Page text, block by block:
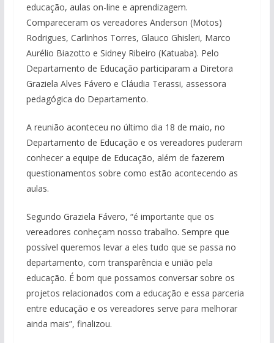
educação, aulas on-line e aprendizagem.
Compareceram os vereadores Anderson (Motos)
Rodrigues, Carlinhos Torres, Glauco Ghisleri, Marco
Aurélio Biazotto e Sidney Ribeiro (Katuaba). Pelo
Departamento de Educação participaram a Diretora
Graziela Alves Fávero e Cláudia Terassi, assessora
pedagógica do Departamento.
A reunião aconteceu no último dia 18 de maio, no
Departamento de Educação e os vereadores puderam
conhecer a equipe de Educação, além de fazerem
questionamentos sobre como estão acontecendo as
aulas.
Segundo Graziela Fávero, “é importante que os
vereadores conheçam nosso trabalho. Sempre que
possível queremos levar a eles tudo que se passa no
departamento, com transparência e união pela
educação. É bom que possamos conversar sobre os
projetos relacionados com a educação e essa parceria
entre educação e os vereadores serve para melhorar
ainda mais”, finalizou.